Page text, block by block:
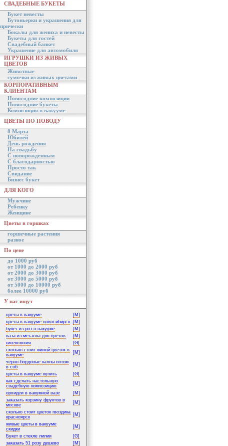
СВАДЕБНЫЕ БУКЕТЫ
Букет невесты
Бутоньерки и украшения для
прически
Бокалы для жениха и невесты
Букеты для гостей
Свадебный банкет
Украшение для автомобиля
ИГРУШКИ ИЗ ЖИВЫХ
ЦВЕТОВ
Животные
сумочки из живых цветами
КОРПОРАТИВНЫМ
КЛИЕНТАМ
Новогодние композиции
Новогодние букеты
Композиция в вакууме
ЦВЕТЫ ПО ПОВОДУ
8 Марта
Юбилей
День рождения
На свадьбу
С новорожденным
С благодарностью
Просто так
Свидание
Бизнес букет
ДЛЯ КОГО
Мужчине
Ребенку
Женщине
Цветы в горшках
горшечные растения
разное
По цене
до 1000 руб
от 1000 до 2000 руб
от 2000 до 3000 руб
от 3000 до 5000 руб
от 5000 до 10000 руб
более 10000 руб
У нас ищут
цветы в вакууме
[M]
цветы в вакууме новосибирск
[M]
букет из роз в вакууме
[M]
ваза из металла для цветов
[M]
гинекология
[G]
сколько стоит живой цветок в
вакууме
[M]
чёрно-бордовые каллы оптом
в спб
[M]
цветы в вакууме купить
[G]
как сделать настольную
свадебную композицию
[M]
орхидеи в вакумной вазе
[M]
заказать корзину фруктов в
москве
[M]
сколько стоит цветок гвоздика
красноярск
[M]
живые цветы в вакууме
скидки
[M]
Букет в стекле лилии
[G]
заказать 51 розу дешево
[M]